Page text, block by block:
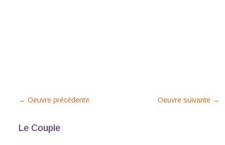
←Oeuvre précédente Oeuvre suivante →
Le Couple